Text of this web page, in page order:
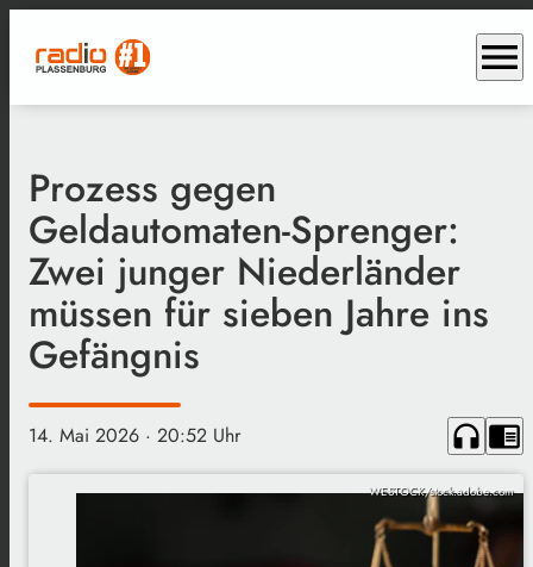
menu
Prozess gegen
Geldautomaten-Sprenger:
Zwei junger Niederländer
müssen für sieben Jahre ins
Gefängnis
14. Mai 2026 · 20:52 Uhr headphones chrome_reader_mode
WESTOCK/stock.adobe.com